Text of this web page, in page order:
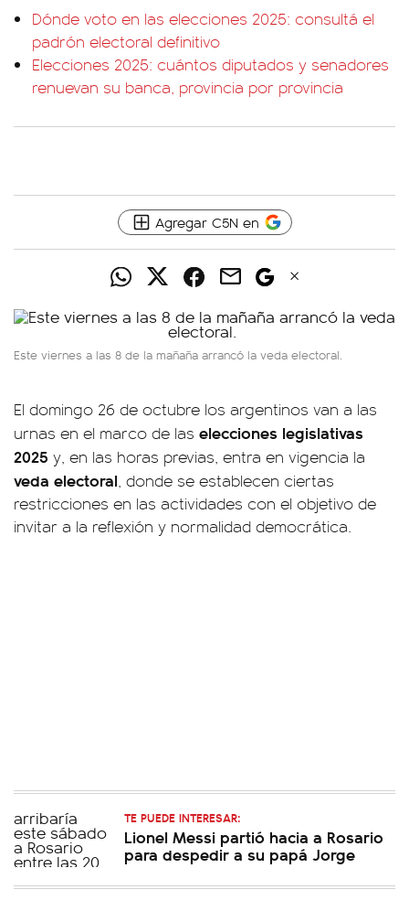
Dónde voto en las elecciones 2025: consultá el
padrón electoral definitivo
Elecciones 2025: cuántos diputados y senadores
renuevan su banca, provincia por provincia
Agregar C5N en
Este viernes a las 8 de la mañaña arrancó la veda electoral.
El domingo 26 de octubre los argentinos van a las
urnas en el marco de las elecciones legislativas
2025 y, en las horas previas, entra en vigencia la
veda electoral, donde se establecen ciertas
restricciones en las actividades con el objetivo de
invitar a la reflexión y normalidad democrática.
TE PUEDE INTERESAR:
Lionel Messi partió hacia a Rosario
para despedir a su papá Jorge